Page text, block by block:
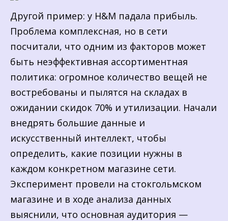
Другой пример: у H&M падала прибыль.
Проблема комплексная, но в сети
посчитали, что одним из факторов может
быть неэффективная ассортиментная
политика: огромное количество вещей не
востребованы и пылятся на складах в
ожидании скидок 70% и утилизации. Начали
внедрять большие данные и
искусственный интеллект, чтобы
определить, какие позиции нужны в
каждом конкретном магазине сети.
Эксперимент провели на стокгольмском
магазине и в ходе анализа данных
выяснили, что основная аудитория —